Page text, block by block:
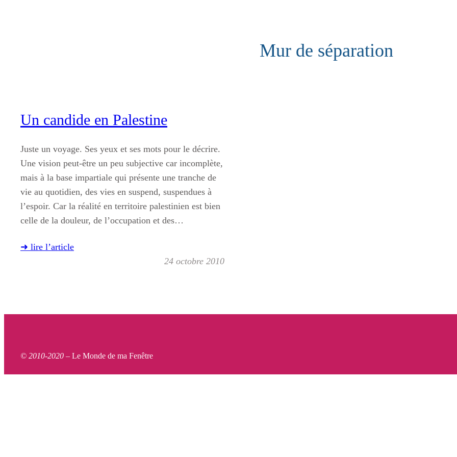
Mur de séparation
Un candide en Palestine
Juste un voyage. Ses yeux et ses mots pour le décrire.
Une vision peut-être un peu subjective car incomplète,
mais à la base impartiale qui présente une tranche de
vie au quotidien, des vies en suspend, suspendues à
l’espoir. Car la réalité en territoire palestinien est bien
celle de la douleur, de l’occupation et des…
➜ lire l’article
24 octobre 2010
© 2010-2020 – Le Monde de ma Fenêtre